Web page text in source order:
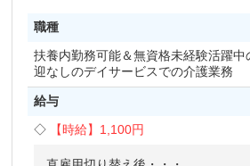
職種
扶養内勤務可能＆無資格未経験活躍中
迎なしのデイサービスでの介護業務
給与
【時給】 1,100円